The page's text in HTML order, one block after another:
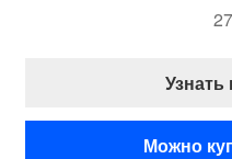
Можно